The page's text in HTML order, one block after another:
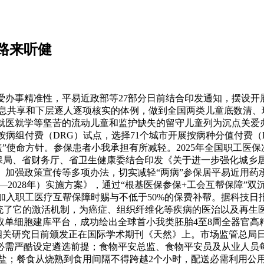
来听健
精准性，平易近政部等27部分日前结合印发通知，摆设开
享和下层逐人逐项核实的体例，做到全国两类儿童底数清
就学等坚苦的流动儿童和监护缺失的留守儿童列为沉点关
组付费（DRG）试点，选择71个城市开展按病种分值付费
命方针。参保患者小我承担有所减轻。2025年全国职工医
局、省财务厅、省卫生健康委结合印发《关于进一步强化城
强政策宣传等多项办法，切实减轻“两病”参保居平易近用
年）实施方案》，通过“根基医保参保+工会互帮保障”
职工医疗互帮保障时赐与不低于50%的保费补帮。据科技
它的激活机制，为癌症、组织纤维化等疾病的医治以及再
细胞建库平台，成功绘出全球首小我类胚胎4至8周全器官
研究日前颁发正在国际学术期刊《天然》上。市场监管总
严酷设定遴选前提；食物平安总监、食物平安员及从业人
餐食从烧熟到食用间隔不得跨越2个小时，配送必需利用